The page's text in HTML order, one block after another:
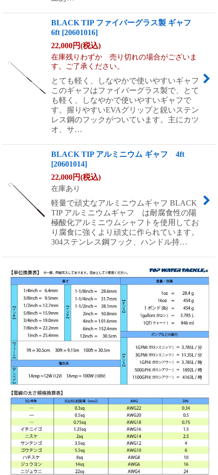
BLACK TIP ファイバーグラス製 ギャフ
6ft [20601016]
22,000円(税込)
在庫残りわずか 売り切れの場合がございま
す。ご了承ください。
とても軽く、しなやかで使いやすいギャフ
このギャフはファイバーグラス製で、とて
も軽く、しなやかで使いやすいギャフで
す。握りやすいEVAグリップと鋭いステン
レス鋼のフックがついています。主にカツ
オ、サ…
BLACK TIP アルミニウム ギャフ 4ft
[20601014]
22,000円(税込)
在庫あり
軽量で頑丈なアルミニウムギャフ BLACK
TIP アルミニウムギャフ は耐腐食性の陽
極酸化アルミニウムシャフトを使用してお
り腐食に強くより頑丈に作られています。
304ステンレス鋼フック、ハンドル持…